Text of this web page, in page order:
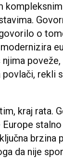
kompleksnim
o
poveže,
rekli
kraj rata.
stalno
brzina
da nije